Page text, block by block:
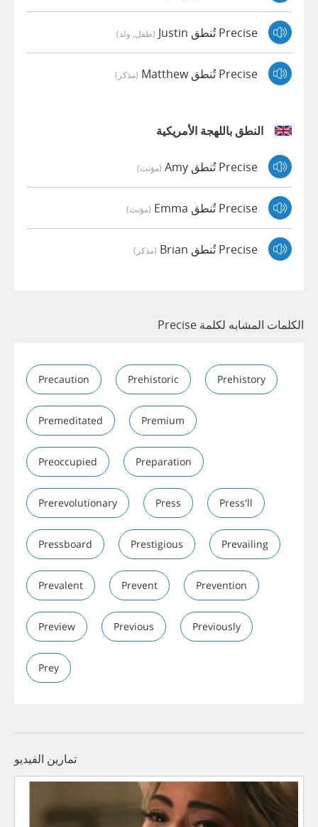
Precise تُنطق Justin (طفل, ولد)
Precise تُنطق Matthew (مذكر)
النطق باللهجة الأمريكية
Precise تُنطق Amy (مؤنث)
Precise تُنطق Emma (مؤنث)
Precise تُنطق Brian (مذكر)
الكلمات المشابه لكلمة Precise
Precaution Prehistoric Prehistory
Premeditated Premium
Preoccupied Preparation
Prerevolutionary Press Press'll
Pressboard Prestigious Prevailing
Prevalent Prevent Prevention
Preview Previous Previously
Prey
تمارين الفيديو